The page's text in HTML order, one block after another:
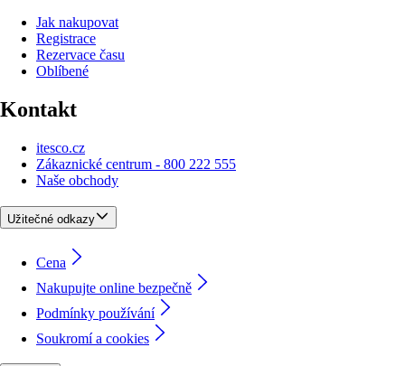
Jak nakupovat
Registrace
Rezervace času
Oblíbené
Kontakt
itesco.cz
Zákaznické centrum - 800 222 555
Naše obchody
Užitečné odkazy
Cena
Nakupujte online bezpečně
Podmínky používání
Soukromí a cookies